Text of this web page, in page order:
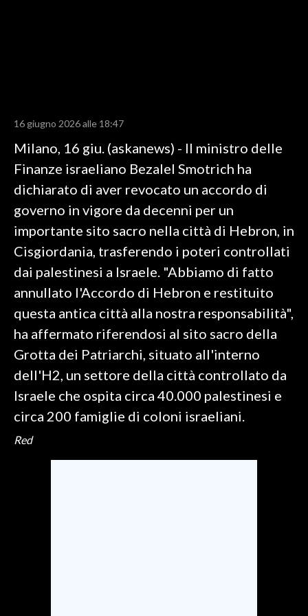
RISULTATI E CLASSIFICHE
CALCIO
CALCIO REGIONALE
BASKET
VOLLEY
MOTORI
TENNIS
ALTRI SPORT
SPETTACOLI
GOSSIP
SALUTE
SARDEGNA TURISMO
16 giugno 2026 alle 18:47
Milano, 16 giu. (askanews) - Il ministro delle
Finanze israeliano Bezalel Smotrich ha
dichiarato di aver revocato un accordo di
governo in vigore da decenni per un
importante sito sacro nella città di Hebron, in
Cisgiordania, trasferendo i poteri controllati
dai palestinesi a Israele. "Abbiamo di fatto
annullato l'Accordo di Hebron e restituito
questa antica città alla nostra responsabilità",
ha affermato riferendosi al sito sacro della
Grotta dei Patriarchi, situato all'interno
dell'H2, un settore della città controllato da
Israele che ospita circa 40.000 palestinesi e
circa 200 famiglie di coloni israeliani.
Red